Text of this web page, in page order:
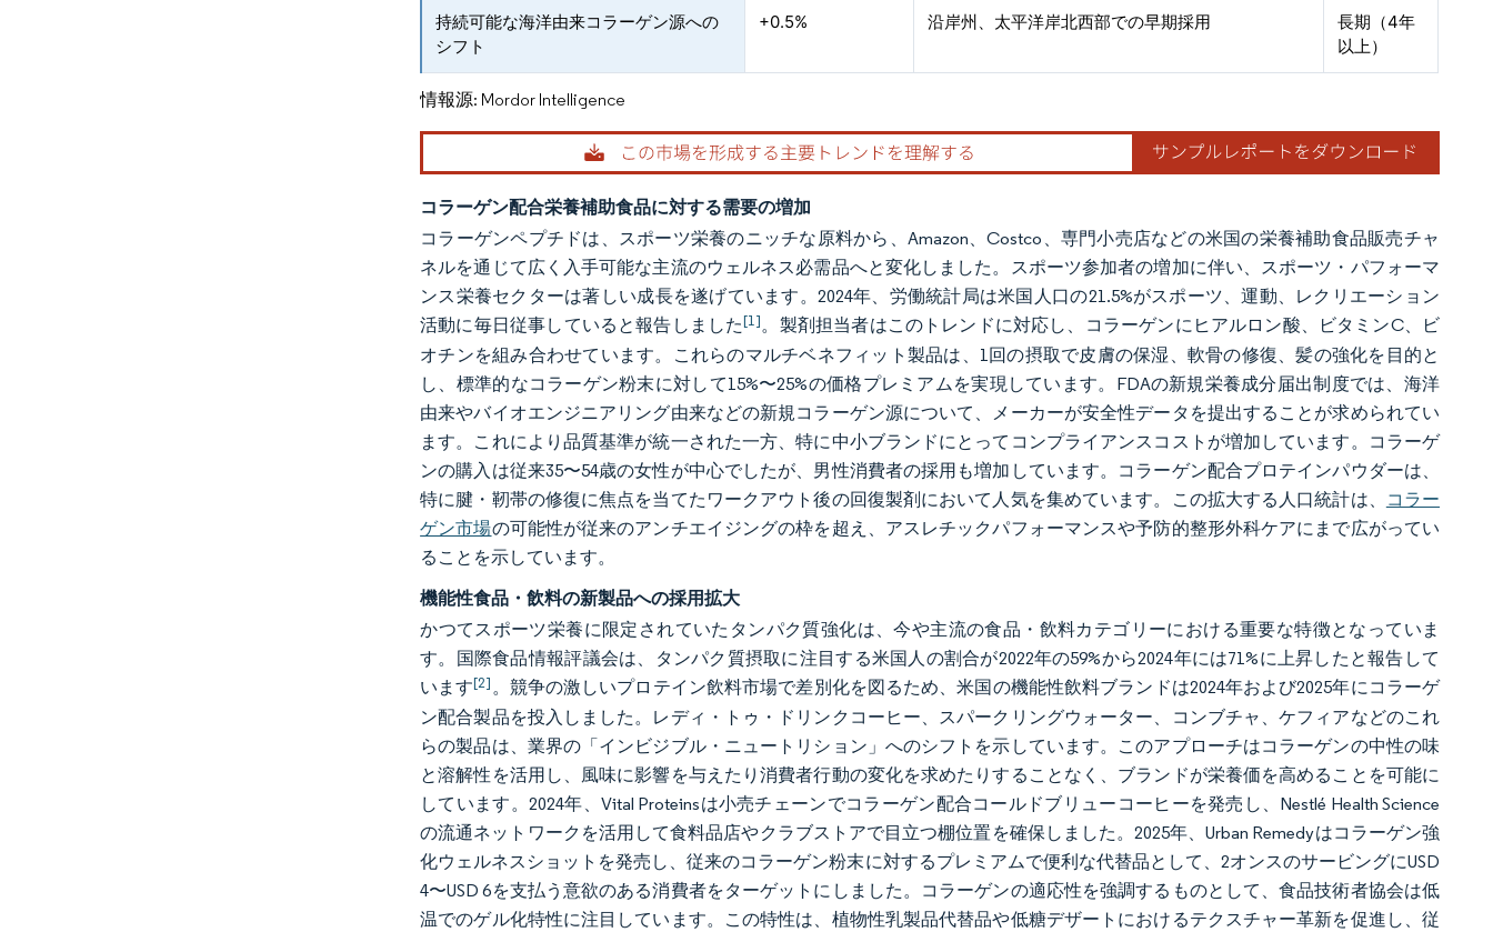
持続可能な海洋由来コラーゲン源への
シフト
+0.5% 沿岸州、太平洋岸北西部での早期採用
長期（4年
以上）
情報源: Mordor Intelligence
コラーゲン配合栄養補助食品に対する需要の増加
コラーゲンペプチドは、スポーツ栄養のニッチな原料から、Amazon、Costco、専門小売店などの米国の栄養補助食品販売チャ
ネルを通じて広く入手可能な主流のウェルネス必需品へと変化しました。スポーツ参加者の増加に伴い、スポーツ・パフォーマ
ンス栄養セクターは著しい成長を遂げています。2024年、労働統計局は米国人口の21.5%がスポーツ、運動、レクリエーション
活動に毎日従事していると報告しました[1]。製剤担当者はこのトレンドに対応し、コラーゲンにヒアルロン酸、ビタミンC、ビ
オチンを組み合わせています。これらのマルチベネフィット製品は、1回の摂取で皮膚の保湿、軟骨の修復、髪の強化を目的と
し、標準的なコラーゲン粉末に対して15%〜25%の価格プレミアムを実現しています。FDAの新規栄養成分届出制度では、海洋
由来やバイオエンジニアリング由来などの新規コラーゲン源について、メーカーが安全性データを提出することが求められてい
ます。これにより品質基準が統一された一方、特に中小ブランドにとってコンプライアンスコストが増加しています。コラーゲ
ンの購入は従来35〜54歳の女性が中心でしたが、男性消費者の採用も増加しています。コラーゲン配合プロテインパウダーは、
特に腱・靭帯の修復に焦点を当てたワークアウト後の回復製剤において人気を集めています。この拡大する人口統計は、
コラー
ゲン市場の可能性が従来のアンチエイジングの枠を超え、アスレチックパフォーマンスや予防的整形外科ケアにまで広がってい
ることを示しています。
機能性食品・飲料の新製品への採用拡大
かつてスポーツ栄養に限定されていたタンパク質強化は、今や主流の食品・飲料カテゴリーにおける重要な特徴となっていま
す。国際食品情報評議会は、タンパク質摂取に注目する米国人の割合が2022年の59%から2024年には71%に上昇したと報告して
います[2]。競争の激しいプロテイン飲料市場で差別化を図るため、米国の機能性飲料ブランドは2024年および2025年にコラーゲ
ン配合製品を投入しました。レディ・トゥ・ドリンクコーヒー、スパークリングウォーター、コンブチャ、ケフィアなどのこれ
らの製品は、業界の「インビジブル・ニュートリション」へのシフトを示しています。このアプローチはコラーゲンの中性の味
と溶解性を活用し、風味に影響を与えたり消費者行動の変化を求めたりすることなく、ブランドが栄養価を高めることを可能に
しています。2024年、Vital Proteinsは小売チェーンでコラーゲン配合コールドブリューコーヒーを発売し、Nestlé Health Science
の流通ネットワークを活用して食料品店やクラブストアで目立つ棚位置を確保しました。2025年、Urban Remedyはコラーゲン強
化ウェルネスショットを発売し、従来のコラーゲン粉末に対するプレミアムで便利な代替品として、2オンスのサービングにUSD
4〜USD 6を支払う意欲のある消費者をターゲットにしました。コラーゲンの適応性を強調するものとして、食品技術者協会は低
温でのゲル化特性に注目しています。この特性は、植物性乳製品代替品や低糖デザートにおけるテクスチャー革新を促進し、従